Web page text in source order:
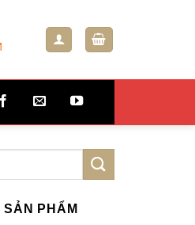
SẢN PHẨM